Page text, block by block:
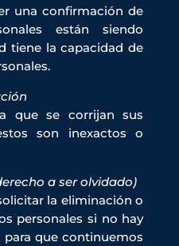
una confirmación de
están siendo
tiene la capacidad de
que se corrijan sus
son inexactos o
a ser olvidado)
la eliminación o
personales si no hay
que continuemos